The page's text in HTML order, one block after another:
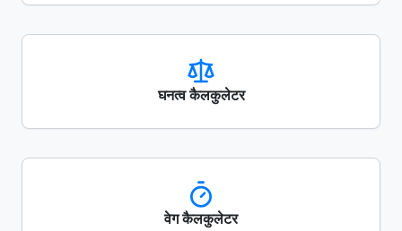
घनत्व कैलकुलेटर
वेग कैलकुलेटर